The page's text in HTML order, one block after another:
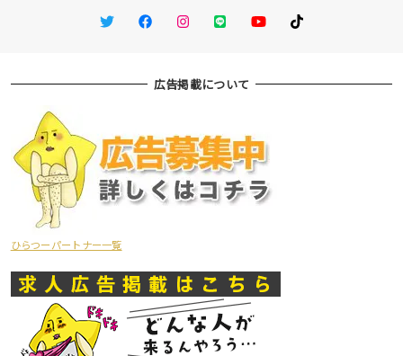
TwitterFacebookInstagram
LINE You TubeTikTok
広告掲載について
ひらつーパートナー一覧